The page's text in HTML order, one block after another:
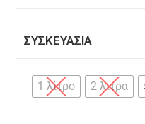
ΣΥΣΚΕΥΑΣΊΑ
1 λίτρο 2 λίτρα